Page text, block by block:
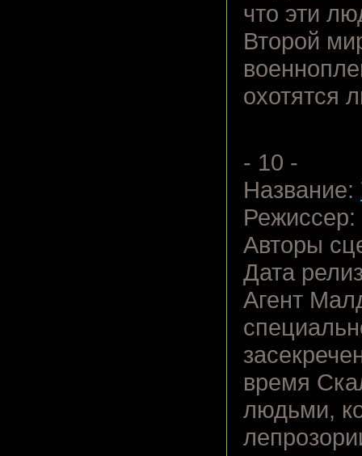
что эти
Второй
охотятся
- 10 -
Название:
Режиссер:
Авторы
Дата
Агент
время
людьми,